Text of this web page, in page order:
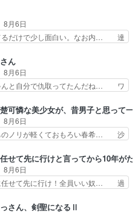
そうやね姫を舐… 新キャラが登場
れてる件。タ… まだまだお元気そ
意打ち過…
かないと、ですね！！み… 開幕聞
に定治いなかった？ま… ののちゃ
お節介だったりする… ビオラの立
るお近づきの印が… ・律っちゃん
ラの呪縛から… 「私はあなたが嫌
バンドやめ… 何が起きているの
ゅーたいぷ…
8月6日
るだけで少し面白い。なお内… 達
なん！？人見知りっぽい… なんな
かったかこんな回が… 他のエピ
マイルドな回だった… 今回はだい
てる？w感じな気… アルねこ、そ
死んでるGP… アルねこ危険です
面で··江… 酔い潰れ行き着いた江
眺めな…
ん
8月6日
んと自分で仇取ってたんだね… ワ
ーム撃ちたいと…そうい… 余りに
んの過去ダラさんの６… 過去編は
かなギャグも面白い… ガンガガン
っかり歌ってロマ… 姉巫女の誤
ン言うてないで… このアニメはど
う、面白すぎ… 姉のした事はただ
させただけ…
可憐な美少女が、昔男子と思って一
8月6日
のノリが軽くておもろい春希… 沙
ブラしててびっくりして… レベル
。相変わらず顔や体の… 隼人が春
込んだイジりに動じ… 第５話を
しました。視聴… ラブコメで天然
ぜか不安に… 無理なダイエットは
せて先に行けと言ってから10年が
8月6日
任せて先に行け！全員いい奴… 過
）が【マリー… 村ごと乗っ取
さん、剣聖になるⅡ